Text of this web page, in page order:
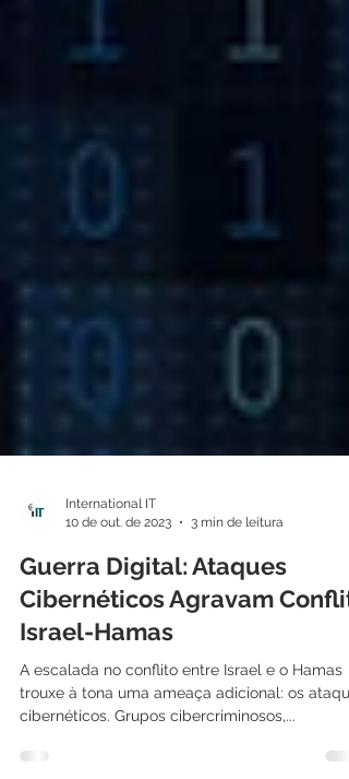
10 de out. de 2023
3 min de leitura
Guerra Digital: Ataques
Cibernéticos Agravam
Israel-Hamas
A escalada no conflito entre Israel e o Hamas
cibernéticos. Grupos cibercriminosos,...